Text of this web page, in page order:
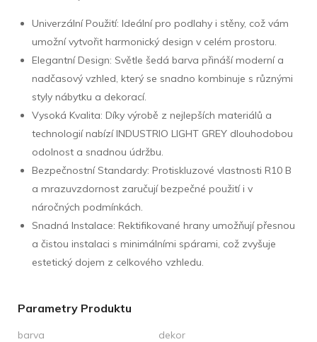
Univerzální Použití: Ideální pro podlahy i stěny, což vám
umožní vytvořit harmonický design v celém prostoru.
Elegantní Design: Světle šedá barva přináší moderní a
nadčasový vzhled, který se snadno kombinuje s různými
styly nábytku a dekorací.
Vysoká Kvalita: Díky výrobě z nejlepších materiálů a
technologií nabízí INDUSTRIO LIGHT GREY dlouhodobou
odolnost a snadnou údržbu.
Bezpečnostní Standardy: Protiskluzové vlastnosti R10 B
a mrazuvzdornost zaručují bezpečné použití i v
náročných podmínkách.
Snadná Instalace: Rektifikované hrany umožňují přesnou
a čistou instalaci s minimálními spárami, což zvyšuje
estetický dojem z celkového vzhledu.
Parametry Produktu
barva
dekor